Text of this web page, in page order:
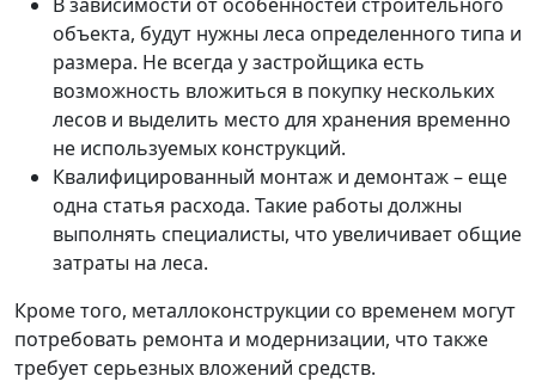
объекта, будут нужны леса определенного типа и
размера. Не всегда у застройщика есть
возможность вложиться в покупку нескольких
лесов и выделить место для хранения временно
не используемых конструкций.
Квалифицированный монтаж и демонтаж – еще
одна статья расхода. Такие работы должны
выполнять специалисты, что увеличивает общие
затраты на леса.
Кроме того, металлоконструкции со временем могут
потребовать ремонта и модернизации, что также
требует серьезных вложений средств.